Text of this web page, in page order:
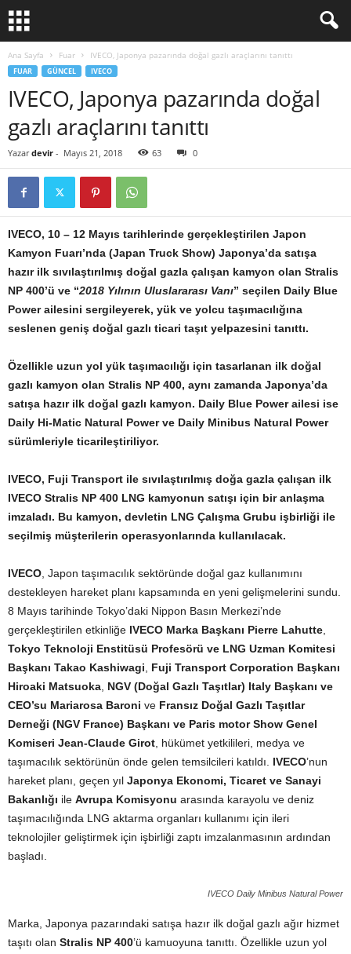
Ana Sayfa Fuar IVECO, Japonya pazarında doğal gazlı araçlarını tanıttı
FUAR GÜNCEL IVECO
IVECO, Japonya pazarında doğal
gazlı araçlarını tanıttı
Yazar devir - Mayıs 21, 2018 63 0
IVECO, 10 – 12 Mayıs tarihlerinde gerçekleştirilen Japon
Kamyon Fuarı’nda (Japan Truck Show) Japonya’da satışa
hazır ilk sıvılaştırılmış doğal gazla çalışan kamyon olan Stralis
NP 400’ü ve “2018 Yılının Uluslararası Vanı” seçilen Daily Blue
Power ailesini sergileyerek, yük ve yolcu taşımacılığına
seslenen geniş doğal gazlı ticari taşıt yelpazesini tanıttı.
Özellikle uzun yol yük taşımacılığı için tasarlanan ilk doğal
gazlı kamyon olan Stralis NP 400, aynı zamanda Japonya’da
satışa hazır ilk doğal gazlı kamyon. Daily Blue Power ailesi ise
Daily Hi-Matic Natural Power ve Daily Minibus Natural Power
sürümleriyle ticarileştiriliyor.
IVECO, Fuji Transport ile sıvılaştırılmış doğa gazla çalışan ilk
IVECO Stralis NP 400 LNG kamyonun satışı için bir anlaşma
imzaladı. Bu kamyon, devletin LNG Çalışma Grubu işbirliği ile
seçilmiş müşterilerin operasyonlarında kullanılacak.
IVECO , Japon taşımacılık sektöründe doğal gaz kullanımını
destekleyen hareket planı kapsamında en yeni gelişmelerini sundu.
8 Mayıs tarihinde Tokyo’daki Nippon Basın Merkezi’nde
gerçekleştirilen etkinliğe IVECO Marka Başkanı Pierre Lahutte
Tokyo Teknoloji Enstitüsü Profesörü ve LNG Uzman Komitesi
Başkanı Takao Kashiwagi
Fuji Transport Corporation Başkanı
Hiroaki Matsuoka NGV (Doğal Gazlı Taşıtlar) Italy Başkanı ve
CEO’su Mariarosa Baroni ve Fransız Doğal Gazlı Taşıtlar
Derneği (NGV France) Başkanı ve Paris motor Show Genel
Komiseri Jean-Claude Girot , hükümet yetkilileri, medya ve
taşımacılık sektörünün önde gelen temsilcileri katıldı. IVECO’nun
hareket planı, geçen yıl Japonya Ekonomi, Ticaret ve Sanayi
Bakanlığı ile Avrupa Komisyonu arasında karayolu ve deniz
taşımacılığında LNG aktarma organları kullanımı için ileri
teknolojiler geliştirmek için işbirliği zaptı imzalanmasının ardından
başladı.
IVECO Daily Minibus Natural Power
Marka, Japonya pazarındaki satışa hazır ilk doğal gazlı ağır hizmet
taşıtı olan Stralis NP 400’ü kamuoyuna tanıttı. Özellikle uzun yol